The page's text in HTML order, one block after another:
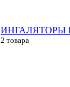
ИНГАЛЯТОРЫ
2 товара